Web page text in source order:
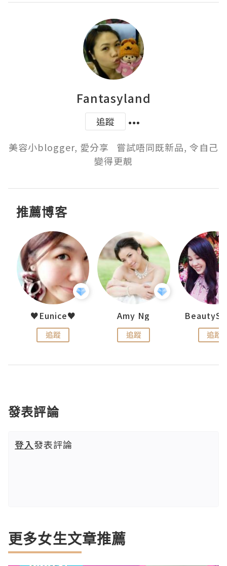
Fantasyland
追蹤
美容小blogger, 愛分享   嘗試唔同既新品, 令自己
變得更靚
推薦博客
♥Eunice♥
追蹤
Amy Ng
追蹤 追蹤
發表評論
登入發表評論
更多女生文章推薦